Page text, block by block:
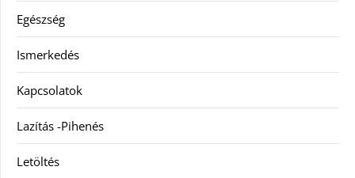
Egészség
Ismerkedés
Kapcsolatok
Lazítás -Pihenés
Letöltés